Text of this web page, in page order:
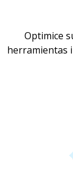
Optimice
herramientas